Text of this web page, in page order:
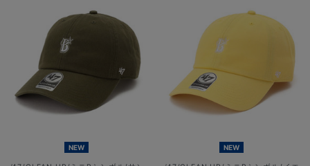
NEW NEW